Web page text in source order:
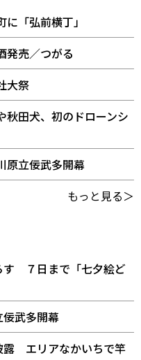
「弘前横丁」
発売／つがる
大祭
秋田犬、初のドローンシ
原立佞武多開幕
もっと見る＞
す ７日まで「七夕絵ど
武多開幕
露 エリアなかいちで竿